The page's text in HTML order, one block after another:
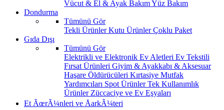
Vücut & El & Ayak BakımYüz Bakım
Dondurma
Tümünü Gör
Tekli ÜrünlerKutu ÜrünlerÇoklu Paket
Gıda Dışı
Tümünü Gör
Elektrikli ve Elektronik Ev Aletleri Ev Tekstili
Fırsat Ürünleri Giyim & Ayakkabı & Aksesuar
Haşare Öldürücüleri Kırtasiye Mutfak
Yardımcıları Spot ÜrünlerTek Kullanımlık
Ürünler Züccaciye ve Ev Eşyaları
Et ÃœrÃ¼nleri ve ÅarkÃ¼teri